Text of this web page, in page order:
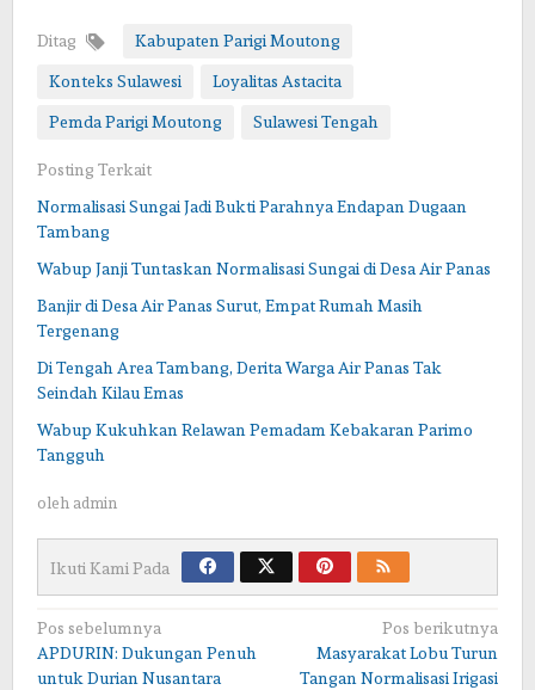
Ditag Kabupaten Parigi Moutong
Konteks Sulawesi Loyalitas Astacita
Pemda Parigi Moutong Sulawesi Tengah
Posting Terkait
Normalisasi Sungai Jadi Bukti Parahnya Endapan Dugaan
Tambang
Wabup Janji Tuntaskan Normalisasi Sungai di Desa Air Panas
Banjir di Desa Air Panas Surut, Empat Rumah Masih
Tergenang
Di Tengah Area Tambang, Derita Warga Air Panas Tak
Seindah Kilau Emas
Wabup Kukuhkan Relawan Pemadam Kebakaran Parimo
Tangguh
oleh admin
Ikuti Kami Pada
Navigasi
pos
Pos sebelumnya
APDURIN: Dukungan Penuh
untuk Durian Nusantara
Pos berikutnya
Masyarakat Lobu Turun
Tangan Normalisasi Irigasi